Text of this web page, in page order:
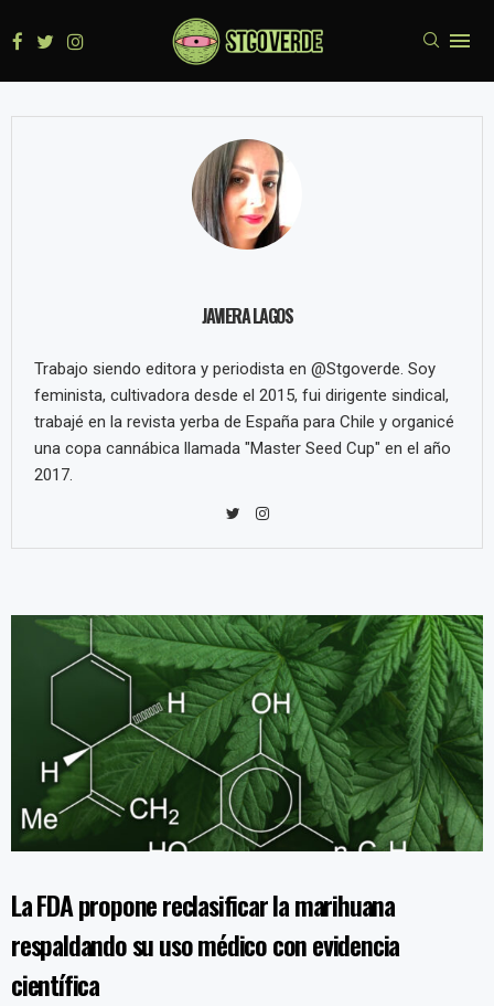
JAVIERA LAGOS
Trabajo siendo editora y periodista en @Stgoverde. Soy
feminista, cultivadora desde el 2015, fui dirigente sindical,
trabajé en la revista yerba de España para Chile y organicé
una copa cannábica llamada "Master Seed Cup" en el año
2017.
La FDA propone reclasificar la marihuana
respaldando su uso médico con evidencia
científica